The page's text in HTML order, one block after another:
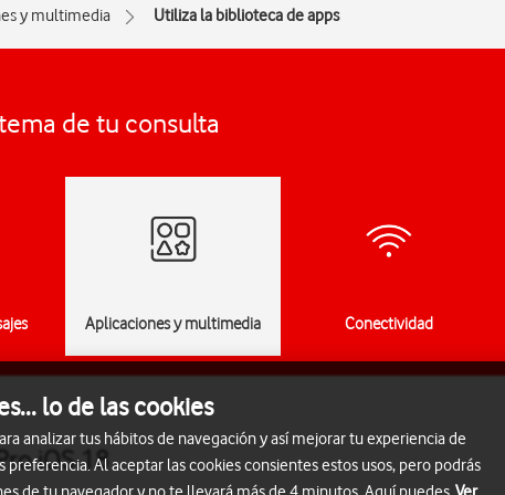
y multimedia Utiliza la biblioteca de apps
de tu consulta
Aplicaciones y multimedia Conectividad
iOS 18
lo de las cookies
analizar tus hábitos de navegación y así mejorar tu experiencia de
Al aceptar las cookies consientes estos usos, pero podrás